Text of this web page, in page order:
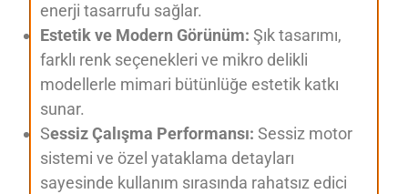
enerji tasarrufu sağlar.
Estetik ve Modern Görünüm: Şık tasarımı,
farklı renk seçenekleri ve mikro delikli
modellerle mimari bütünlüğe estetik katkı
sunar.
Sessiz Çalışma Performansı: Sessiz motor
sistemi ve özel yataklama detayları
sayesinde kullanım sırasında rahatsız edici